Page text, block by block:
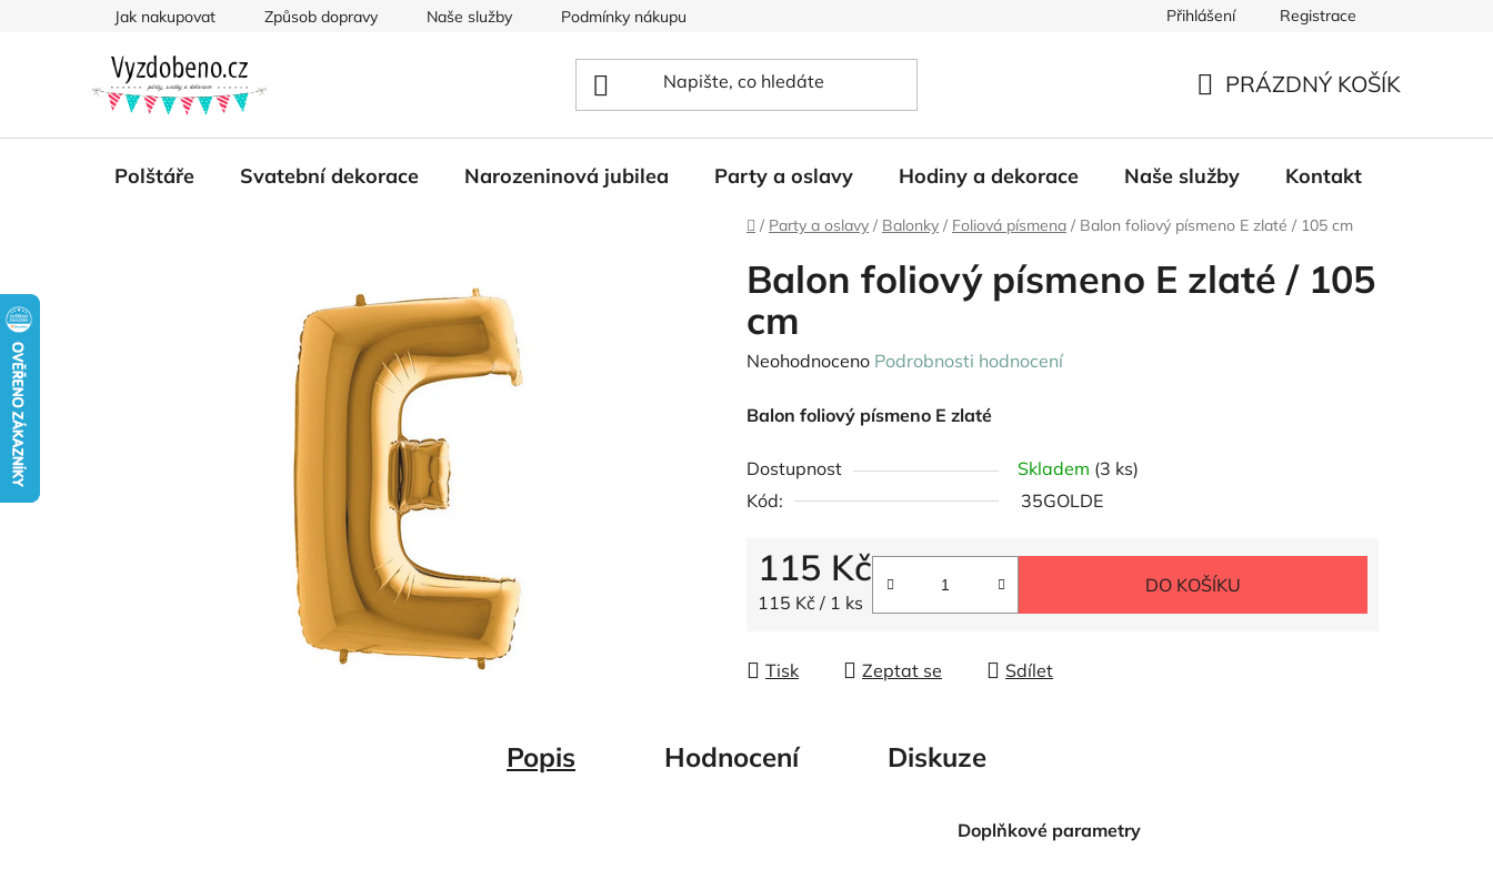
Jak nakupovat Způsob dopravy Naše služby Podmínky nákupu Přihlášení Registrace
KOŠÍK
PRÁZDNÝ KOŠÍK
Polštáře Svatební dekorace Narozeninová jubilea Party a oslavy Hodiny a dekorace Naše služby Kontakt
Domů
/ Party a oslavy / Balonky / Foliová písmena / Balon foliový písmeno E zlaté / 105 cm
Balon foliový písmeno E zlaté / 105
cm
Průměrné
produktu
0,0
z
hvězdiček.
Neohodnoceno Podrobnosti hodnocení
Balon foliový písmeno E zlaté
Dostupnost Skladem (3 ks)
Kód:
35GOLDE
115 Kč
Měrná cena:
115 Kč / 1 ks
DO KOŠÍKU
Tisk Zeptat se Sdílet
Popis Hodnocení Diskuze
Doplňkové parametry